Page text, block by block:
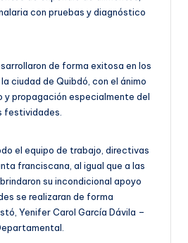
con pruebas y diagnóstico
de forma exitosa en los
ciudad de Quibdó, con el ánimo
y propagación especialmente del
festividades.
el equipo de trabajo, directivas
franciscana, al igual que a las
su incondicional apoyo
se realizaran de forma
Yenifer Carol García Dávila –